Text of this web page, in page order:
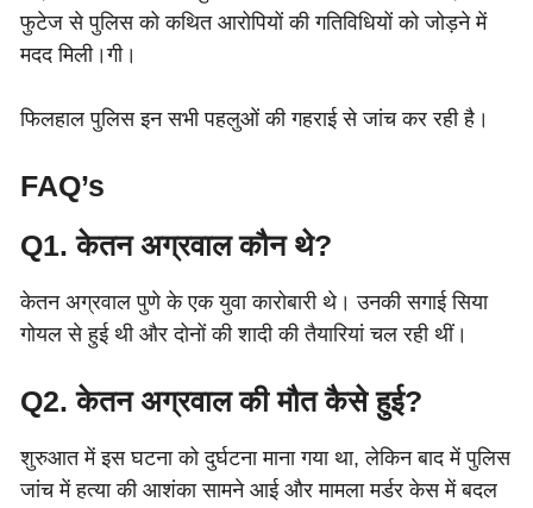
फुटेज से पुलिस को कथित आरोपियों की गतिविधियों को जोड़ने में
मदद मिली।गी।
फिलहाल पुलिस इन सभी पहलुओं की गहराई से जांच कर रही है।
FAQ’s
Q1. केतन अग्रवाल कौन थे?
केतन अग्रवाल पुणे के एक युवा कारोबारी थे। उनकी सगाई सिया
गोयल से हुई थी और दोनों की शादी की तैयारियां चल रही थीं।
Q2. केतन अग्रवाल की मौत कैसे हुई?
शुरुआत में इस घटना को दुर्घटना माना गया था, लेकिन बाद में पुलिस
जांच में हत्या की आशंका सामने आई और मामला मर्डर केस में बदल